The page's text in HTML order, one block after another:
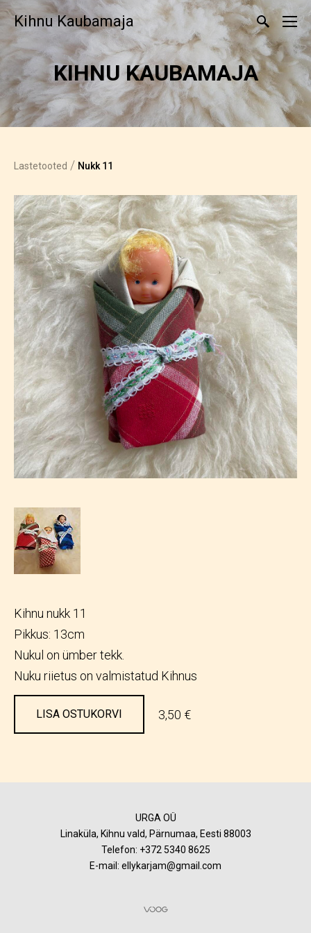
Kihnu Kaubamaja
KIHNU KAUBAMAJA
Lastetooted / Nukk 11
Kihnu nukk 11
Pikkus: 13cm
Nukul on ümber tekk.
Nuku riietus on valmistatud Kihnus
LISA OSTUKORVI 3,50 €
URGA OÜ
Linaküla, Kihnu vald, Pärnumaa, Eesti 88003
Telefon: +372 5340 8625
E-mail: ellykarjam@gmail.com